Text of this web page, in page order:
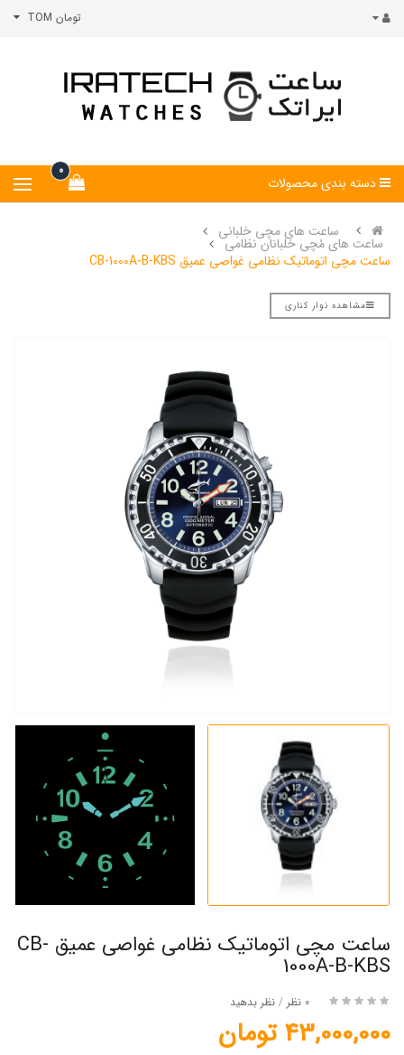
تومان TOM
0
دسته بندی محصولات
ساعت های مچی خلبانی
ساعت های مُچی خلبانان نظامی
ساعت مچی اتوماتیک نظامی غواصی عمیق CB-1000A-B-KBS
مشاهده نوار کناری
ساعت مچی اتوماتیک نظامی غواصی عمیق CB-
1000A-B-KBS
0 نظر / نظر بدهید
43,000,000 تومان